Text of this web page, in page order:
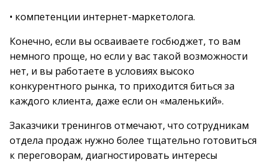
• компетенции интернет-маркетолога.
Конечно, если вы осваиваете госбюджет, то вам
немного проще, но если у вас такой возможности
нет, и вы работаете в условиях высоко
конкурентного рынка, то приходится биться за
каждого клиента, даже если он «маленький».
Заказчики тренингов отмечают, что сотрудникам
отдела продаж нужно более тщательно готовиться
к переговорам, диагностировать интересы